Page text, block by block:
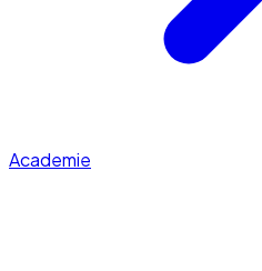
Academie